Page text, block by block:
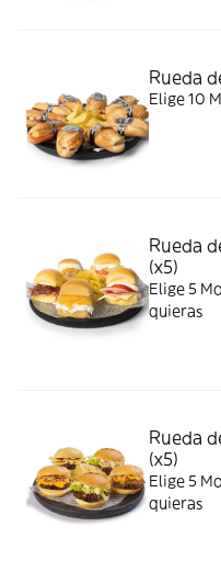
Rueda
Elige 10
Rueda
(x5)
Elige 5
quieras
Rueda
(x5)
Elige 5
quieras